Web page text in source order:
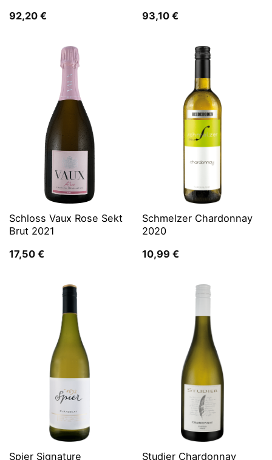
92,20 €
93,10 €
Schloss Vaux Rose Sekt
Brut 2021
17,50 €
Schmelzer Chardonnay
2020
10,99 €
Spier Signature Studier Chardonnay